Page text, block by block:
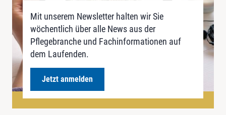
Mit unserem Newsletter halten wir Sie
wöchentlich über alle News aus der
Pflegebranche und Fachinformationen auf
dem Laufenden.
Jetzt anmelden